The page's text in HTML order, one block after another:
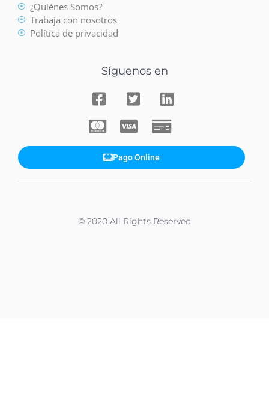
Pago Online
Síguenos en
¿Quiénes Somos?
Trabaja con nosotros
Política de privacidad
© 2020 All Rights Reserved